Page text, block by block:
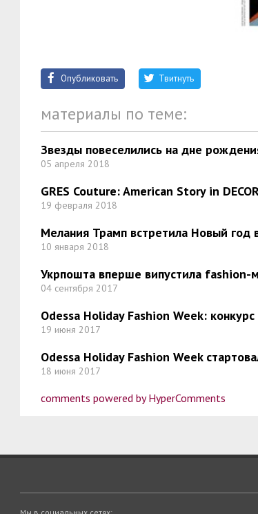
Опубликовать Твитнуть
материалы по теме:
Звезды повеселились на дне
05 апреля 2018
GRES Couture: American Story in
19 февраля 2018
Мелания Трамп встретила Новый
10 января 2018
Укрпошта вперше випустила fashion-
04 сентября 2017
Odessa Holiday Fashion Week:
19 июня 2017
Odessa Holiday Fashion Week
18 июня 2017
comments powered by HyperComments